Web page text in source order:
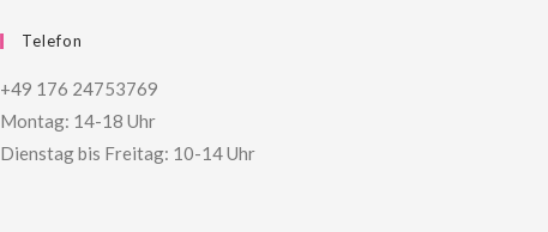
Telefon
+49 176 24753769
Montag: 14-18 Uhr
Dienstag bis Freitag: 10-14 Uhr